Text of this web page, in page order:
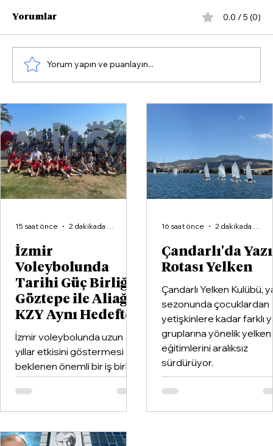
İzmir
Voleybolunda
Tarihi Güç Birliği:
Göztepe ile Aliağa
KZY Aynı Hedefte
İzmir voleybolunda uzun
yıllar etkisini göstermesi
beklenen önemli bir iş birliği
hayata geçirildi. Kentin köklü
kulüplerinden Göztepe
Spor Kulübü ile İzmir'in en
organizasyonlarından
15 saat önce 2 dakikada okunur
Çandarlı'da
Rotası Yelken
Çandarlı Yelken Kulübü,
sezonunda çocuklardan
yetişkinlere kadar farklı
gruplarına yönelik yelken
eğitimlerini aralıksız
sürdürüyor.
16 saat önce 2 dakikada okunur
Yorumlar 0.0 / 5 (0)
Yorum yapın ve puanlayın...